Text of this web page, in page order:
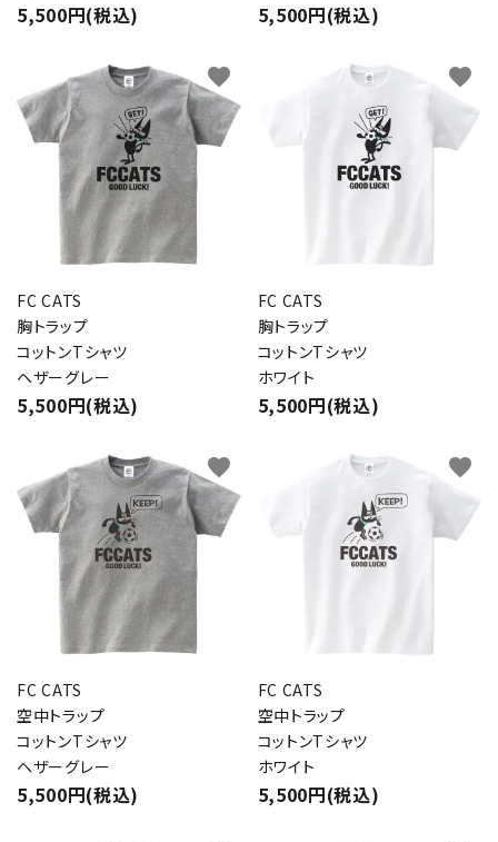
5,500円(税込) 5,500円(税込)
FC CATS
胸トラップ
コットンTシャツ
ヘザーグレー
5,500円(税込)
favorite
FC CATS
胸トラップ
コットンTシャツ
ホワイト
5,500円(税込)
favorite
FC CATS
空中トラップ
コットンTシャツ
ヘザーグレー
5,500円(税込)
favorite
FC CATS
空中トラップ
コットンTシャツ
ホワイト
5,500円(税込)
favorite